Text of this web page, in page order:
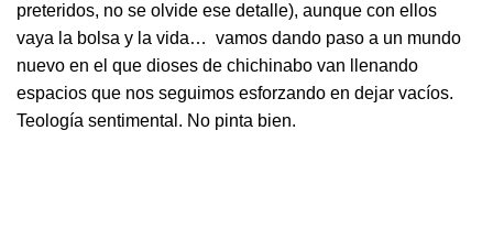
preteridos, no se olvide ese detalle), aunque con ellos
vaya la bolsa y la vida… vamos dando paso a un mundo
nuevo en el que dioses de chichinabo van llenando
espacios que nos seguimos esforzando en dejar vacíos.
Teología sentimental. No pinta bien.